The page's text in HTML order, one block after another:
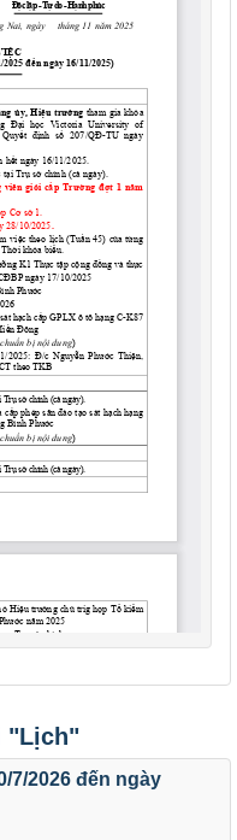
"Lịch"
7/2026 đến ngày